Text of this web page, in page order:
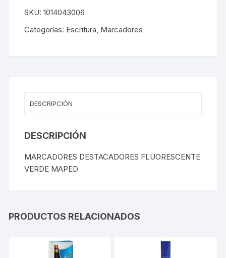
LISTA
DE
DESEOS
SKU:1014043006
Categorías: Escritura, Marcadores
DESCRIPCIÓN
DESCRIPCIÓN
MARCADORES DESTACADORES FLUORESCENTE
VERDE MAPED
PRODUCTOS RELACIONADOS